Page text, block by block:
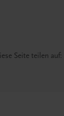
Seite teilen auf: